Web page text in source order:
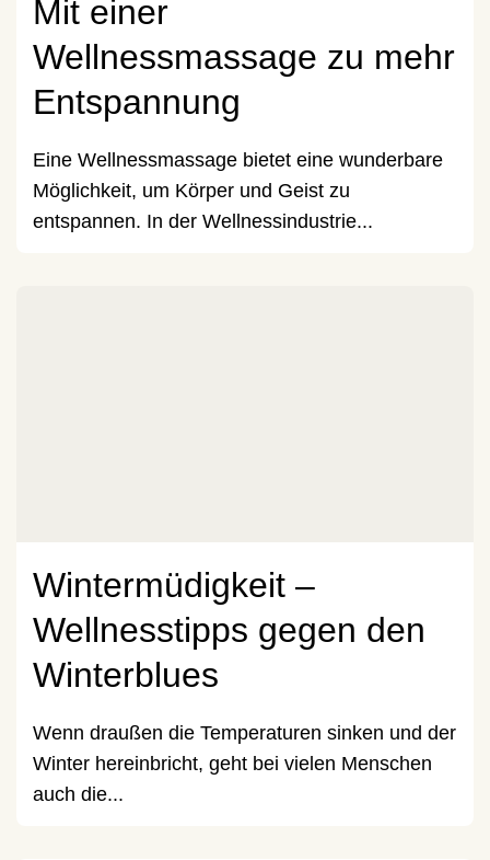
Mit einer
Wellnessmassage zu mehr
Entspannung
Eine Wellnessmassage bietet eine wunderbare
Möglichkeit, um Körper und Geist zu
entspannen. In der Wellnessindustrie...
Wintermüdigkeit –
Wellnesstipps gegen den
Winterblues
Wenn draußen die Temperaturen sinken und der
Winter hereinbricht, geht bei vielen Menschen
auch die...